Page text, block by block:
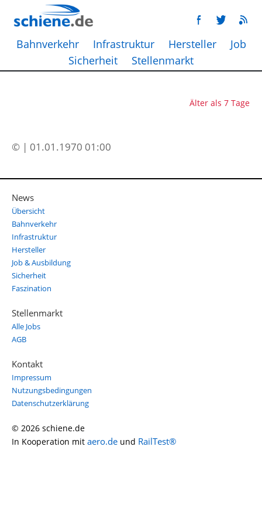
Bahnverkehr Infrastruktur Hersteller
Job
Sicherheit
Stellenmarkt
Älter als 7 Tage
© | 01.01.1970 01:00
News
Übersicht
Bahnverkehr
Infrastruktur
Hersteller
Job & Ausbildung
Sicherheit
Faszination
Stellenmarkt
Alle Jobs
AGB
Kontakt
Impressum
Nutzungsbedingungen
Datenschutzerklärung
© 2026 schiene.de
In Kooperation mit aero.de und RailTest®